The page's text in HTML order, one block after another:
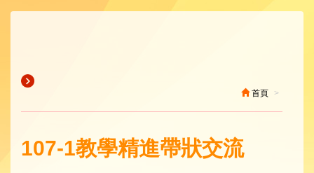
首頁
107-1教學精進帶狀交流